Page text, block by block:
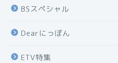
BSスペシャル
Dearにっぽん
ETV特集